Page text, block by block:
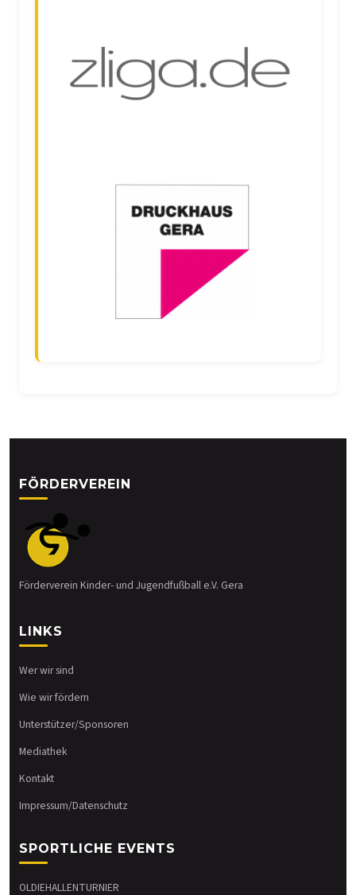
FÖRDERVEREIN
Förderverein Kinder- und Jugendfußball e.V. Gera
LINKS
Wer wir sind
Wie wir fördern
Unterstützer/Sponsoren
Mediathek
Kontakt
Impressum/Datenschutz
SPORTLICHE EVENTS
OLDIEHALLENTURNIER